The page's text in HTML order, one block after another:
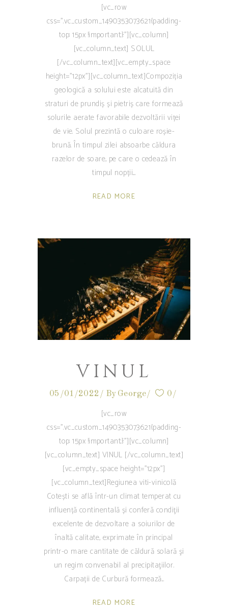
[vc_row
css=".vc_custom_1490353073621{padding-
top: 15px !important;}"][vc_column]
[vc_column_text] SOLUL
[/vc_column_text][vc_empty_space
height="12px"][vc_column_text]Compoziția
geologică a solului este alcatuită din
straturi de prundiș și pietriș care formează
solurile aerate favorabile dezvoltării viței
de vie. Solul prezintă o culoare roșie-
brună. În timpul zilei absoarbe căldura
razelor de soare, pe care o cedează în
timpul nopții.
READ MORE
VINUL
05/01/2022 By George 0
[vc_row
css=".vc_custom_1490353073621{padding-
top: 15px !important;}"][vc_column]
[vc_column_text] VINUL [/vc_column_text]
[vc_empty_space height="12px"]
[vc_column_text]Regiunea viti-vinicolă
Cotești se află într-un climat temperat cu
influență continentală și conferă condiţii
excelente de dezvoltare a soiurilor de
înaltă calitate, exprimate în principal
printr-o mare cantitate de căldură solară şi
un regim convenabil al precipitaţiilor.
Carpații de Curbură formează
READ MORE